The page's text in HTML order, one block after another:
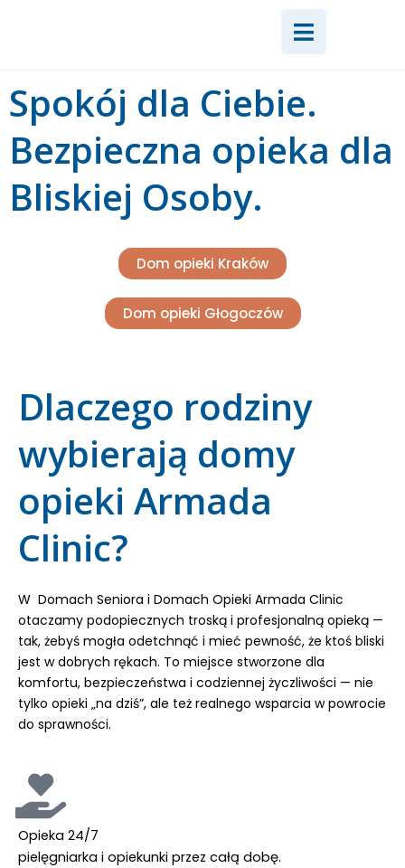
Spokój dla Ciebie.
Bezpieczna opieka dla
Bliskiej Osoby.
Dom opieki Kraków
Dom opieki Głogoczów
Dlaczego rodziny
wybierają domy
opieki Armada
Clinic?
W Domach Seniora i Domach Opieki Armada Clinic
otaczamy podopiecznych troską i profesjonalną opieką —
tak, żebyś mogła odetchnąć i mieć pewność, że ktoś bliski
jest w dobrych rękach. To miejsce stworzone dla
komfortu, bezpieczeństwa i codziennej życzliwości — nie
tylko opieki „na dziś”, ale też realnego wsparcia w powrocie
do sprawności.
Opieka 24/7
pielęgniarka i opiekunki przez całą dobę.